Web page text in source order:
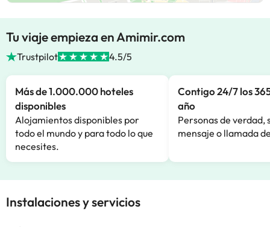
Tu viaje empieza en Amimir.com
Trustpilot 4.5/5
Más de 1.000.000 hoteles
disponibles
Alojamientos disponibles por
todo el mundo y para todo lo que
necesites.
Contigo 24/7 los
año
Personas de verdad,
mensaje o llamada
Instalaciones y servicios